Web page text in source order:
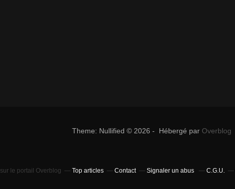
Theme: Nullified © 2026 - Hébergé par Overblog
sur le portail Overblog Top articles Contact Signaler un abus C.G.U.